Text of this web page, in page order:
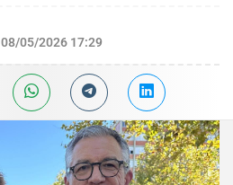
08/05/2026 17:29